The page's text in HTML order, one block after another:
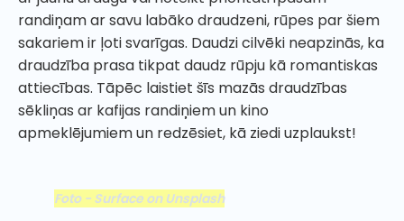
randiņam ar savu labāko draudzeni, rūpes par šiem
sakariem ir ļoti svarīgas. Daudzi cilvēki neapzinās, ka
draudzība prasa tikpat daudz rūpju kā romantiskas
attiecības. Tāpēc laistiet šīs mazās draudzības
sēkliņas ar kafijas randiņiem un kino
apmeklējumiem un redzēsiet, kā ziedi uzplaukst!
Foto - Surface on Unsplash